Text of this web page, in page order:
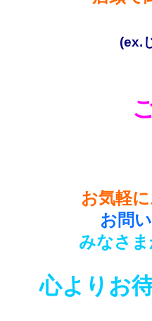
(ex.
お気軽
お問
みなさ
心よりお